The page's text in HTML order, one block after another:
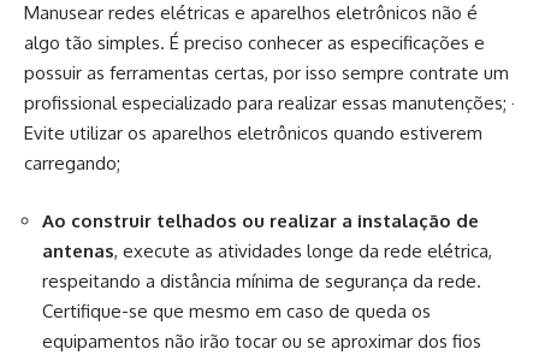
Manusear redes elétricas e aparelhos eletrônicos não é
algo tão simples. É preciso conhecer as especificações e
possuir as ferramentas certas, por isso sempre contrate um
profissional especializado para realizar essas manutenções; ·
Evite utilizar os aparelhos eletrônicos quando estiverem
carregando;
Ao construir telhados ou realizar a instalação de
antenas, execute as atividades longe da rede elétrica,
respeitando a distância mínima de segurança da rede.
Certifique-se que mesmo em caso de queda os
equipamentos não irão tocar ou se aproximar dos fios